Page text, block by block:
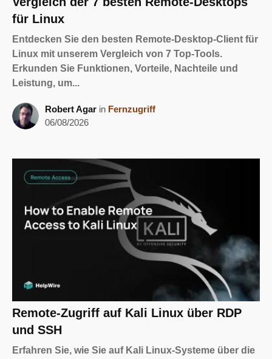
für Linux
Entdecken Sie den besten Remote-Desktop-Client für
Linux mit unserem Vergleich von 7 Top-Tools.
Erkunden Sie Funktionen, Vorteile, Nachteile und
Leistung, um...
Robert Agar in Fernzugriff
06/08/2026
Remote-Zugriff auf Kali Linux über RDP
und SSH
Erfahren Sie, wie Sie auf Kali Linux-Systeme über die